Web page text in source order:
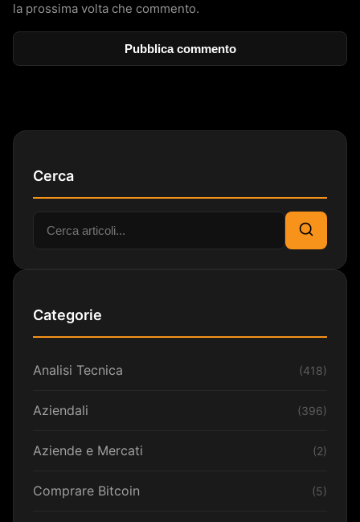
la prossima volta che commento.
Cerca
Cerca:
Cerca
Categorie
Analisi Tecnica (418)
Aziendali (396)
Aziende e Mercati (2)
Comprare Bitcoin (5)